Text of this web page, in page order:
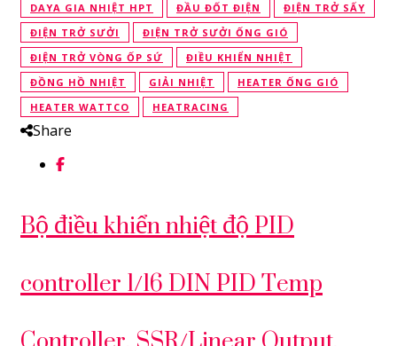
DAYA GIA NHIỆT HPT
ĐẦU ĐỐT ĐIỆN
ĐIỆN TRỞ SẤY
ĐIỆN TRỞ SƯỞI
ĐIỆN TRỞ SƯỞI ỐNG GIÓ
ĐIỆN TRỞ VÒNG ỐP SỨ
ĐIỀU KHIỂN NHIỆT
ĐỒNG HỒ NHIỆT
GIẢI NHIỆT
HEATER ỐNG GIÓ
HEATER WATTCO
HEATRACING
Share
Bộ điều khiển nhiệt độ PID
controller 1/16 DIN PID Temp